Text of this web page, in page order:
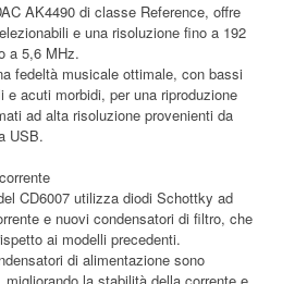
AK4490 di classe Reference, offre
e una risoluzione fino a 192
a 5,6 MHz.
fedeltà musicale ottimale, con bassi
e acuti morbidi, per una riproduzione
ad alta risoluzione provenienti da
USB.
CD6007 utilizza diodi Schottky ad
e nuovi condensatori di filtro, che
ai modelli precedenti.
di alimentazione sono